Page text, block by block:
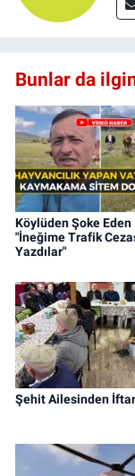
Bunlar da
Köylüden Şoke
"İneğime Trafik
Yazdılar"
Şehit Ailesinden